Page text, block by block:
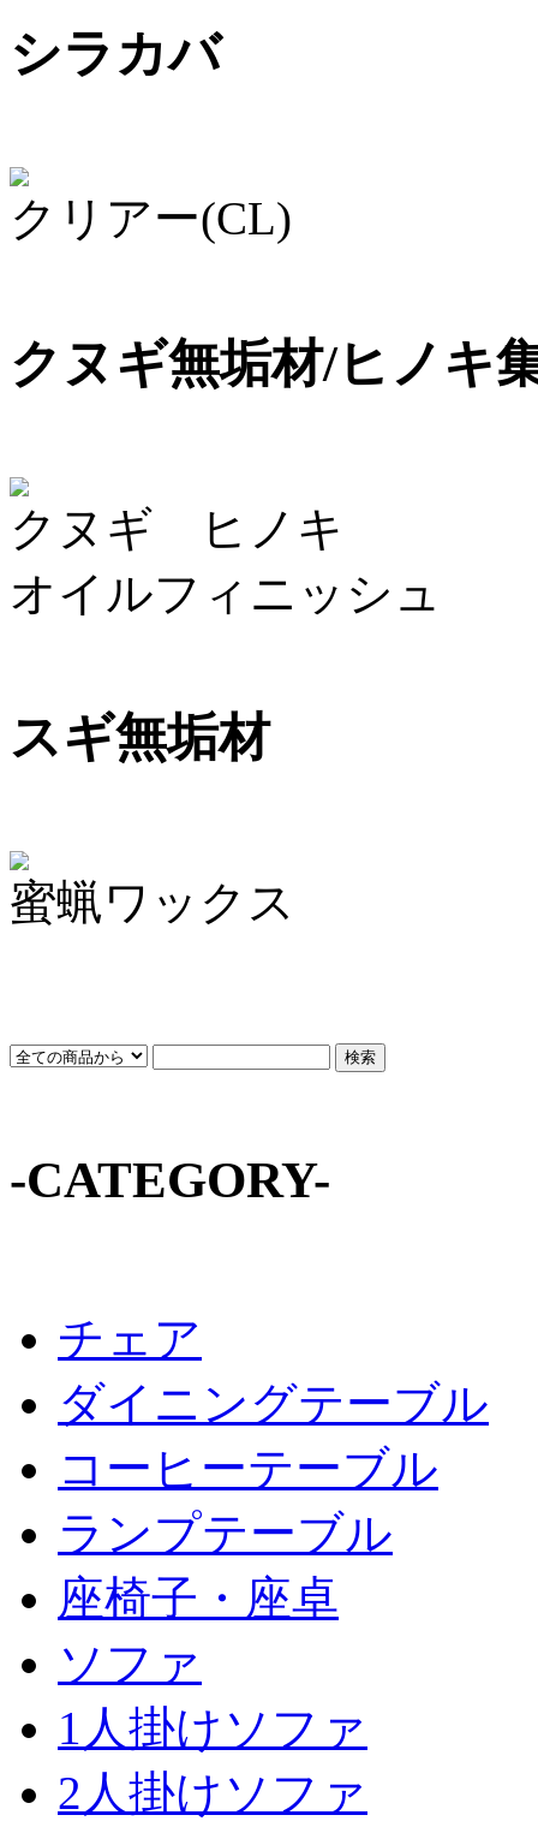
シラカバ
クリアー(CL)
クヌギ無垢材/ヒノキ
クヌギ ヒノキ
オイルフィニッシュ
スギ無垢材
蜜蝋ワックス
-CATEGORY-
チェア
ダイニングテーブル
コーヒーテーブル
ランプテーブル
座椅子・座卓
ソファ
1人掛けソファ
2人掛けソファ